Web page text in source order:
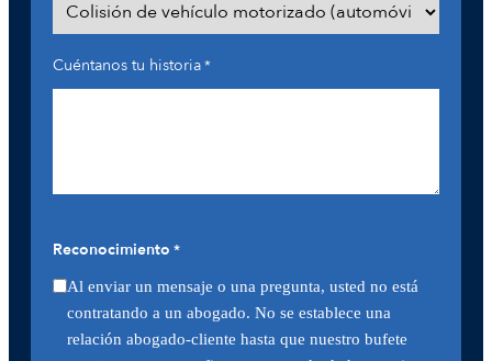
Cuéntanos tu historia*
Reconocimiento *
Al enviar un mensaje o una pregunta, usted no está
contratando a un abogado. No se establece una
relación abogado-cliente hasta que nuestro bufete